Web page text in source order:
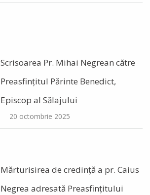
Scrisoarea Pr. Mihai Negrean către
Preasfințitul Părinte Benedict,
Episcop al Sălajului
20 octombrie 2025
Mărturisirea de credință a pr. Caius
Negrea adresată Preasfințitului